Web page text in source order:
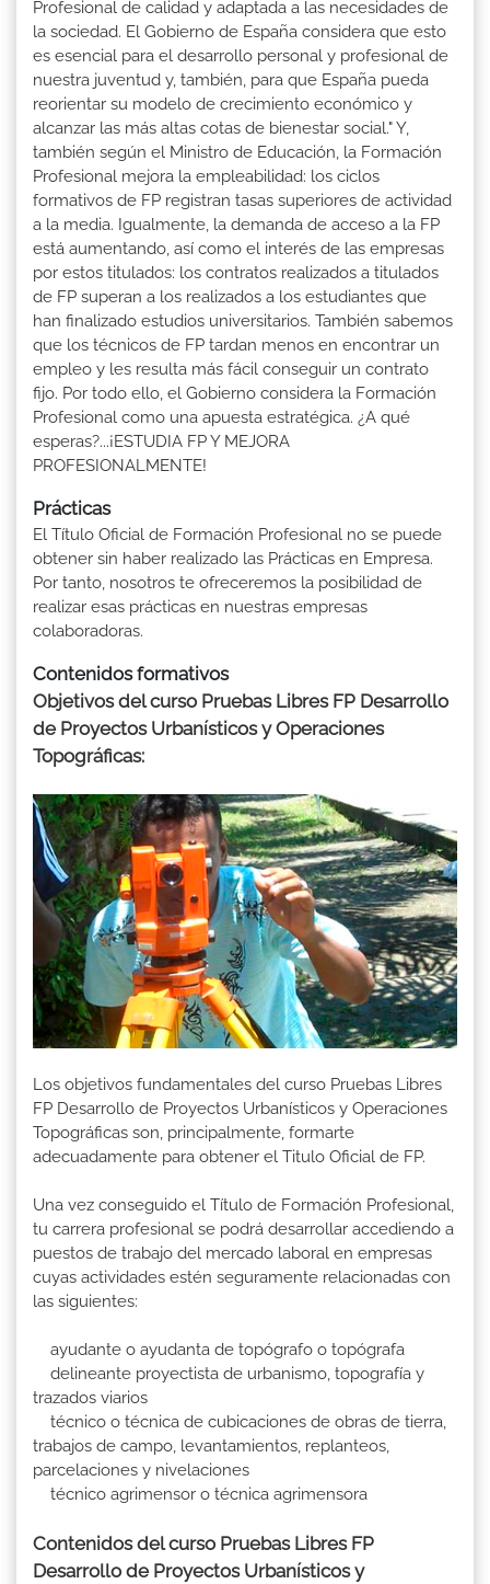
Profesional de calidad y adaptada a las necesidades de
la sociedad. El Gobierno de España considera que esto
es esencial para el desarrollo personal y profesional de
nuestra juventud y, también, para que España pueda
reorientar su modelo de crecimiento económico y
alcanzar las más altas cotas de bienestar social." Y,
también según el Ministro de Educación, la Formación
Profesional mejora la empleabilidad: los ciclos
formativos de FP registran tasas superiores de actividad
a la media. Igualmente, la demanda de acceso a la FP
está aumentando, así como el interés de las empresas
por estos titulados: los contratos realizados a titulados
de FP superan a los realizados a los estudiantes que
han finalizado estudios universitarios. También sabemos
que los técnicos de FP tardan menos en encontrar un
empleo y les resulta más fácil conseguir un contrato
fijo. Por todo ello, el Gobierno considera la Formación
Profesional como una apuesta estratégica. ¿A qué
esperas?...¡ESTUDIA FP Y MEJORA
PROFESIONALMENTE!
Prácticas
El Título Oficial de Formación Profesional no se puede
obtener sin haber realizado las Prácticas en Empresa.
Por tanto, nosotros te ofreceremos la posibilidad de
realizar esas prácticas en nuestras empresas
colaboradoras.
Contenidos formativos
Objetivos del curso Pruebas Libres FP Desarrollo
de Proyectos Urbanísticos y Operaciones
Topográficas:
Los objetivos fundamentales del curso Pruebas Libres
FP Desarrollo de Proyectos Urbanísticos y Operaciones
Topográficas son, principalmente, formarte
adecuadamente para obtener el Titulo Oficial de FP.
Una vez conseguido el Título de Formación Profesional,
tu carrera profesional se podrá desarrollar accediendo a
puestos de trabajo del mercado laboral en empresas
cuyas actividades estén seguramente relacionadas con
las siguientes:
ayudante o ayudanta de topógrafo o topógrafa
delineante proyectista de urbanismo, topografía y
trazados viarios
técnico o técnica de cubicaciones de obras de tierra,
trabajos de campo, levantamientos, replanteos,
parcelaciones y nivelaciones
técnico agrimensor o técnica agrimensora
Contenidos del curso Pruebas Libres FP
Desarrollo de Proyectos Urbanísticos y